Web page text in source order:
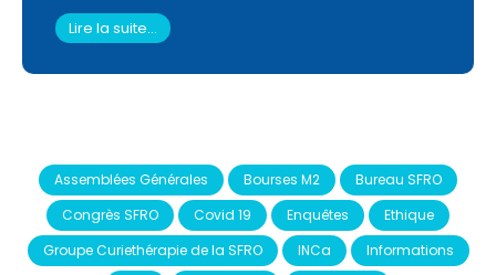
Lire la suite...
Assemblées Générales Bourses M2
Bureau SFRO
Congrès SFRO
Covid 19 Enquêtes
Ethique
Groupe Curiethérapie de la SFRO
INCa
Informations